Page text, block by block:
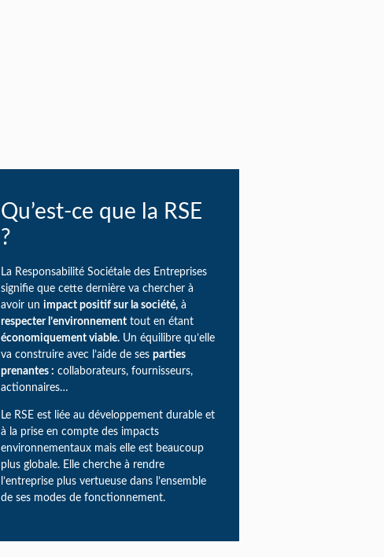
Qu’est-ce que la RSE
?
La Responsabilité Sociétale des Entreprises
signifie que cette dernière va chercher à
avoir un impact positif sur la société,à
respecter l’environnementtout en étant
économiquement viable.Un équilibre qu’elle
va construire avec l’aide de ses parties
prenantes : collaborateurs, fournisseurs,
actionnaires…
Le RSE est liée au développement durable et
à la prise en compte des impacts
environnementaux mais elle est beaucoup
plus globale. Elle cherche à rendre
l’entreprise plus vertueuse dans l’ensemble
de ses modes de fonctionnement.